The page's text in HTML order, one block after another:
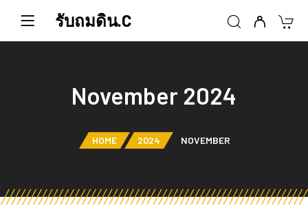
รับถมดิน.C
November 2024
HOME 2024 NOVEMBER